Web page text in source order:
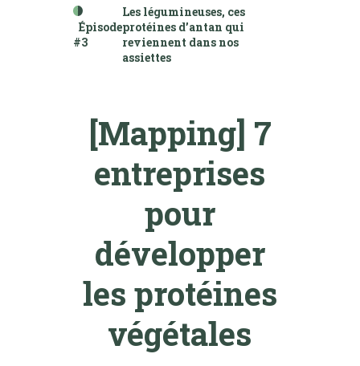
Épisode
#3
Les légumineuses, ces
protéines d’antan qui
reviennent dans nos
assiettes
[Mapping] 7
entreprises
pour
développer
les protéines
végétales